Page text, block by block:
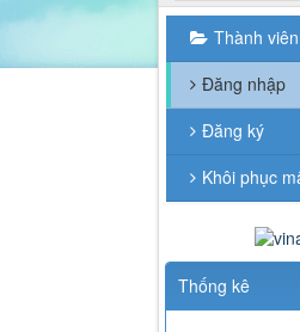
Thành viên
Đăng nhập
Đăng ký
Khôi phục
Thống kê